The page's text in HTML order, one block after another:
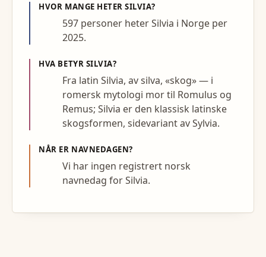
HVOR MANGE HETERSILVIA?
597 personer heter Silvia i Norge per
2025.
HVA BETYR SILVIA?
Fra latin Silvia, av silva, «skog» — i
romersk mytologi mor til Romulus og
Remus; Silvia er den klassisk latinske
skogsformen, sidevariant av Sylvia.
NÅR ER NAVNEDAGEN?
Vi har ingen registrert norsk
navnedag for Silvia.